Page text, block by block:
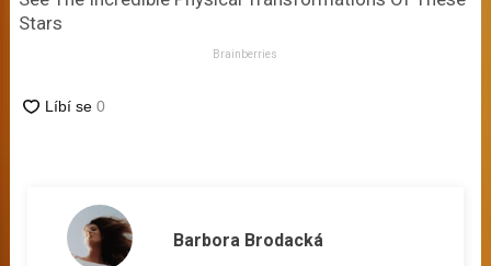
Stars
Brainberries
Barbora Brodacká